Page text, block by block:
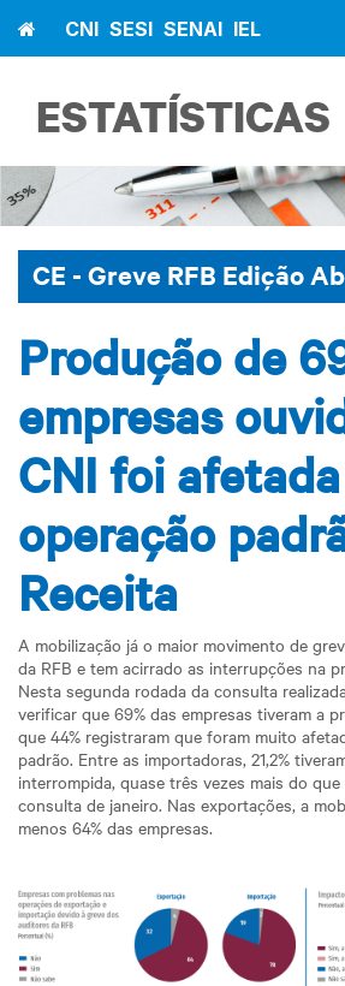
HomeCNI SESI SENAI IEL
ESTATÍSTICAS
CE - Greve RFB Edição
Produção de
empresas
CNI foi
operação
Receita
A mobilização já o maior movimento de
da RFB e tem acirrado as interrupções na
Nesta segunda rodada da consulta
verificar que 69% das empresas tiveram a
que 44% registraram que foram muito
padrão. Entre as importadoras, 21,2%
interrompida, quase três vezes mais do
consulta de janeiro. Nas exportações, a
menos 64% das empresas.